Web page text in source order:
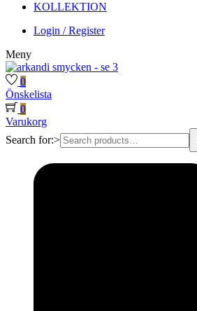
KOLLEKTION
Login / Register
Meny
0
Önskelista
0
Varukorg
Search for:>